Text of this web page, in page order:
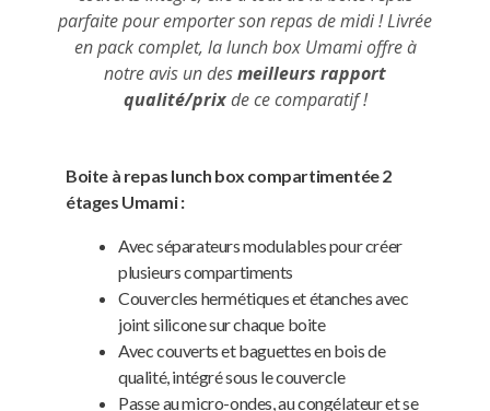
parfaite pour emporter son repas de midi ! Livrée
en pack complet, la lunch box Umami offre à
notre avis un desmeilleurs rapport
qualité/prixde ce comparatif !
Boite à repas lunch box compartimentée 2
étages Umami :
Avec séparateurs modulables pour créer
plusieurs compartiments
Couvercles hermétiques et étanches avec
joint silicone sur chaque boite
Avec couverts et baguettes en bois de
qualité, intégré sous le couvercle
Passe au micro-ondes, au congélateur et se